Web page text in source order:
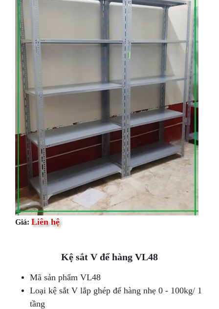
Giá: Liên hệ
Kệ sắt V để hàng VL48
Mã sản phẩm VL48
Loại kệ sắt V lắp ghép để hàng nhẹ 0 - 100kg/ 1
tầng